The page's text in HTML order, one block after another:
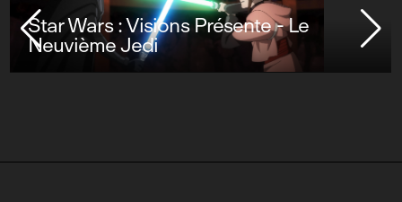
Star Wars : Visions Présente - Le
Neuvième Jedi